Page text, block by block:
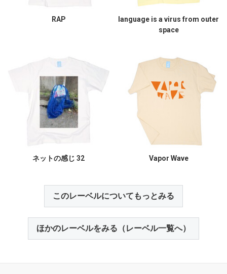
RAP
language is a virus from outer
space
ネットの感じ 32 Vapor Wave
このレーベルについてもっとみる
ほかのレーベルをみる（レーベル一覧へ）